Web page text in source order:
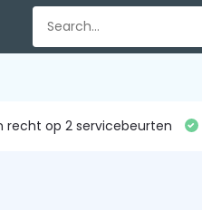
recht op 2 servicebeurten